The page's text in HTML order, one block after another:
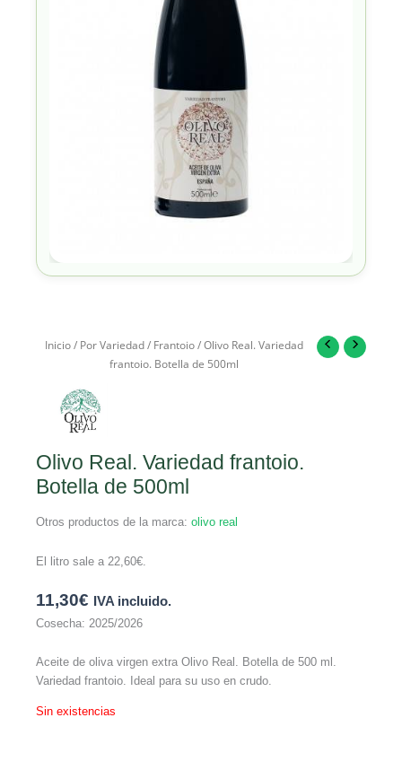
Inicio/ Por Variedad/ Frantoio/ Olivo Real. Variedad
frantoio. Botella de 500ml
Olivo Real. Variedad frantoio.
Botella de 500ml
Otros productos de la marca: olivo real
El litro sale a 22,60€
11,30€ IVA incluido.
Cosecha: 2025/2026
Aceite de oliva virgen extra Olivo Real. Botella de 500 ml.
Variedad frantoio. Ideal para su uso en crudo.
Sin existencias